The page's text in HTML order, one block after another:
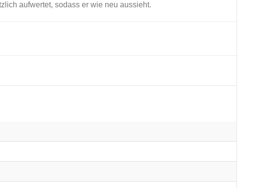
aufwertet, sodass er wie neu aussieht.